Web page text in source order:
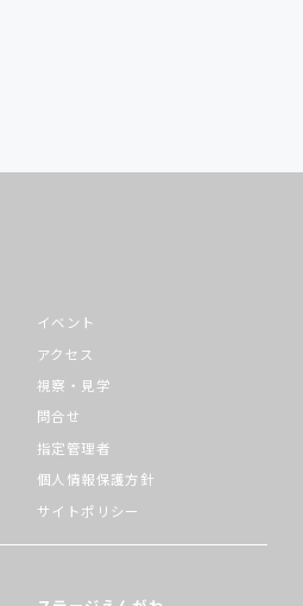
イベント
アクセス
視察・見学
問合せ
指定管理者
個人情報保護方針
サイトポリシー